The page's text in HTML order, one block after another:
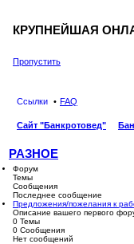
КРУПНЕЙШАЯ
Пропустить
Ссылки FAQ
Сайт "Банкротовед"
РАЗНОЕ
Форум
Темы
Сообщения
Последнее сообщение
Предложения/пожелания к
Описание вашего первого
0 Темы
0 Сообщения
Нет сообщений